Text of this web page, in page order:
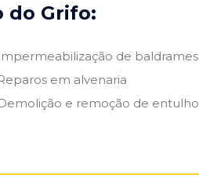
do Grifo:
de baldrames
em alvenaria
e remoção de entulho